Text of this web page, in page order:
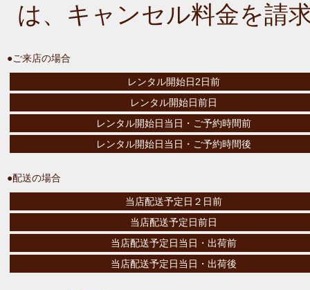
は、キャンセル料金を請
●ご来店の場合
レンタル開始日2日前
レンタル開始日前日
レンタル開始日当日・ご予約時間前
レンタル開始日当日・ご予約時間後
●配送の場合
当店配送予定日２日前
当店配送予定日前日
当店配送予定日当日・出荷前
当店配送予定日当日・出荷後